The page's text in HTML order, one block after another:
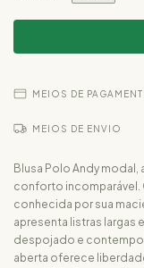
MEIOS DE
MEIOS DE ENVIO
Blusa Polo Andy
conforto incomparável.
conhecida por sua
apresenta listras largas
despojado e
aberta oferece